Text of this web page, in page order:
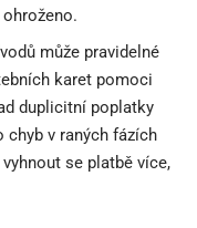
může pravidelné
karet pomoci
duplicitní poplatky
chyb v raných fázích
se platbě více,